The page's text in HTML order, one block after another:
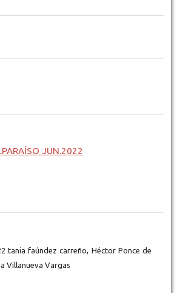
JUN.2022
tania faúndez carreño, Héctor Ponce de
Villanueva Vargas